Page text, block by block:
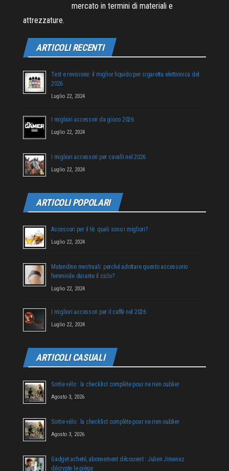
mercato in termini di materiali e
attrezzature.
ARTICOLI RECENTI
Test e revisione: il miglior liquido per sigaretta elettronica del
2026
Luglio 22, 2024
I migliori accessori da gioco 2026
Luglio 22, 2024
I migliori accessori per cavalli nel 2026
Luglio 22, 2024
ARTICOLI POPOLARI
Accessori per il tè: quali sono i migliori?
Luglio 22, 2024
Mutandine mestruali: perché adottare questo accessorio
femminile durante il ciclo?
Luglio 22, 2024
I migliori accessori per il caffè nel 2026
Luglio 22, 2024
ARTICOLI CASUALI
Sortie vélo : la checklist complète pour ne rien oublier
Agosto 3, 2026
Sortie vélo : la checklist complète pour ne rien oublier
Agosto 3, 2026
Gadget acheté, abonnement découvert : Julien Jimenez
décrypte le piège